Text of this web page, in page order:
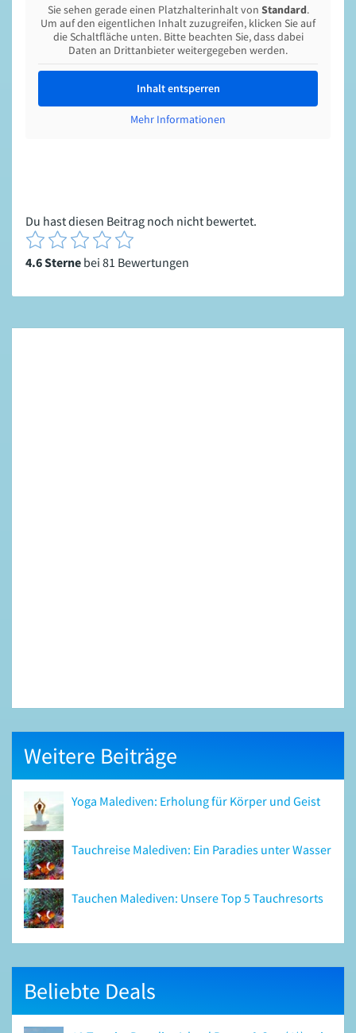
Sie sehen gerade einen Platzhalterinhalt von Standard.
Um auf den eigentlichen Inhalt zuzugreifen, klicken Sie auf
die Schaltfläche unten. Bitte beachten Sie, dass dabei
Daten an Drittanbieter weitergegeben werden.
Inhalt entsperren
Mehr Informationen
Du hast diesen Beitrag noch nicht bewertet.
4.6 Sterne bei 81 Bewertungen
Weitere Beiträge
Yoga Malediven: Erholung für Körper und Geist
Tauchreise Malediven: Ein Paradies unter Wasser
Tauchen Malediven: Unsere Top 5 Tauchresorts
Beliebte Deals